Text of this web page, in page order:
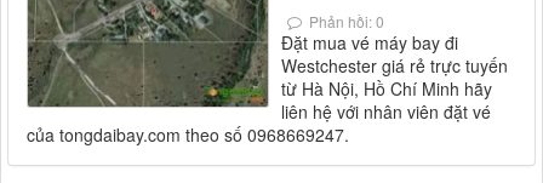
Phản hồi: 0
Đặt mua vé máy bay đi
Westchester giá rẻ trực tuyến
từ Hà Nội, Hồ Chí Minh hãy
liên hệ với nhân viên đặt vé
của tongdaibay.com theo số 0968669247.